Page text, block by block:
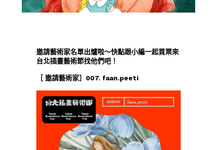
邀請藝術家名單出爐啦～快點跟小編一起買票來
台北插畫藝術節找他們吧！
［ 邀請藝術家］007. faan.peeti